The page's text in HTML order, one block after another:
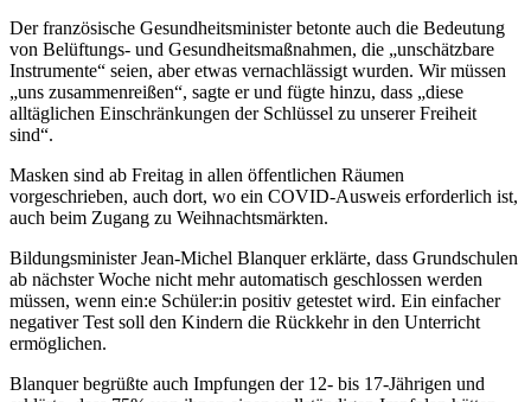
Der französische Gesundheitsminister betonte auch die Bedeutung
von Belüftungs- und Gesundheitsmaßnahmen, die „unschätzbare
Instrumente“ seien, aber etwas vernachlässigt wurden. Wir müssen
„uns zusammenreißen“, sagte er und fügte hinzu, dass „diese
alltäglichen Einschränkungen der Schlüssel zu unserer Freiheit
sind“.
Masken sind ab Freitag in allen öffentlichen Räumen
vorgeschrieben, auch dort, wo ein COVID-Ausweis erforderlich ist,
auch beim Zugang zu Weihnachtsmärkten.
Bildungsminister Jean-Michel Blanquer erklärte, dass Grundschulen
ab nächster Woche nicht mehr automatisch geschlossen werden
müssen, wenn ein:e Schüler:in positiv getestet wird. Ein einfacher
negativer Test soll den Kindern die Rückkehr in den Unterricht
ermöglichen.
Blanquer begrüßte auch Impfungen der 12- bis 17-Jährigen und